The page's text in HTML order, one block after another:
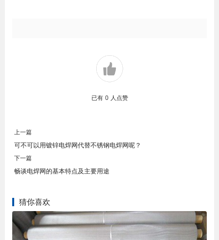
已有 0 人点赞
上一篇
可不可以用镀锌电焊网代替不锈钢电焊网呢？
下一篇
畅谈电焊网的基本特点及主要用途
猜你喜欢